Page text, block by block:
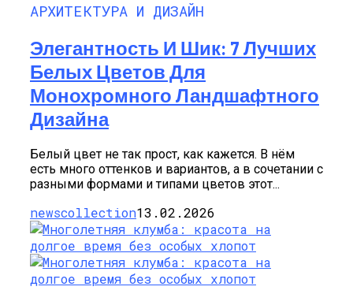
АРХИТЕКТУРА И ДИЗАЙН
Элегантность И Шик: 7 Лучших
Белых Цветов Для
Монохромного Ландшафтного
Дизайна
Белый цвет не так прост, как кажется. В нём
есть много оттенков и вариантов, а в сочетании с
разными формами и типами цветов этот...
newscollection13.02.2026